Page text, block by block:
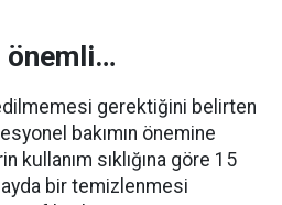
önemli…
gerektiğini belirten
bakımın önemine
kullanım sıklığına göre 15
bir temizlenmesi